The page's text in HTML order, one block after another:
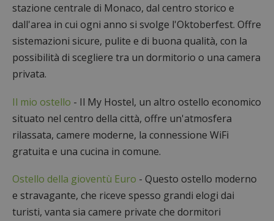
stazione centrale di Monaco, dal centro storico e
dall'area in cui ogni anno si svolge l'Oktoberfest. Offre
sistemazioni sicure, pulite e di buona qualità, con la
possibilità di scegliere tra un dormitorio o una camera
privata.
Il mio ostello - Il My Hostel, un altro ostello economico
situato nel centro della città, offre un'atmosfera
rilassata, camere moderne, la connessione WiFi
gratuita e una cucina in comune.
Ostello della gioventù Euro - Questo ostello moderno
e stravagante, che riceve spesso grandi elogi dai
turisti, vanta sia camere private che dormitori